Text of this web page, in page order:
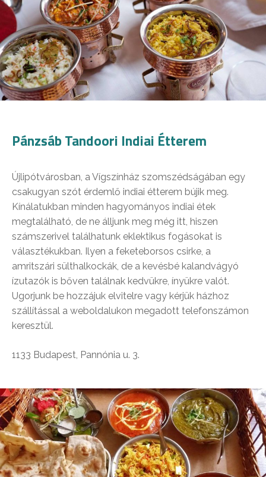
Pánzsáb Tandoori Indiai Étterem
Újlipótvárosban, a Vígszínház szomszédságában egy
csakugyan szót érdemlő indiai étterem bújik meg.
Kínálatukban minden hagyományos indiai étek
megtalálható, de ne álljunk meg még itt, hiszen
számszerivel találhatunk eklektikus fogásokat is
választékukban. Ilyen a feketeborsos csirke, a
amritszári sülthalkockák, de a kevésbé kalandvágyó
ízutazók is bőven találnak kedvükre, ínyükre valót.
Ugorjunk be hozzájuk elvitelre vagy kérjük házhoz
szállítással a weboldalukon megadott telefonszámon
keresztül.
1133 Budapest, Pannónia u. 3.